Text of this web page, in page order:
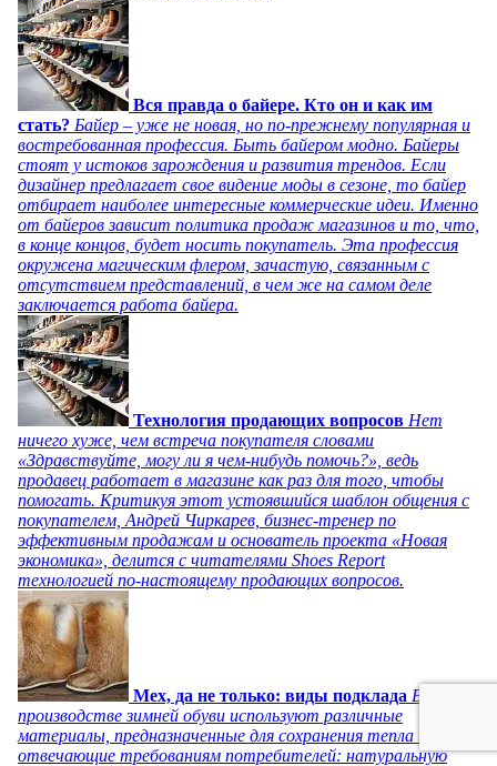
Вся правда о байере. Кто он и как им
стать? Байер – уже не новая, но по-прежнему популярная и
востребованная профессия. Быть байером модно. Байеры
стоят у истоков зарождения и развития трендов. Если
дизайнер предлагает свое видение моды в сезоне, то байер
отбирает наиболее интересные коммерческие идеи. Именно
от байеров зависит политика продаж магазинов и то, что,
в конце концов, будет носить покупатель. Эта профессия
окружена магическим флером, зачастую, связанным с
отсутствием представлений, в чем же на самом деле
заключается работа байера.
Технология продающих вопросов Нет
ничего хуже, чем встреча покупателя словами
«Здравствуйте, могу ли я чем-нибудь помочь?», ведь
продавец работает в магазине как раз для того, чтобы
помогать. Критикуя этот устоявшийся шаблон общения с
покупателем, Андрей Чиркарев, бизнес-тренер по
эффективным продажам и основатель проекта «Новая
экономика», делится с читателями Shoes Report
технологией по-настоящему продающих вопросов.
Мех, да не только: виды подклада В
производстве зимней обуви используют различные
материалы, предназначенные для сохранения тепла и
отвечающие требованиям потребителей: натуральную